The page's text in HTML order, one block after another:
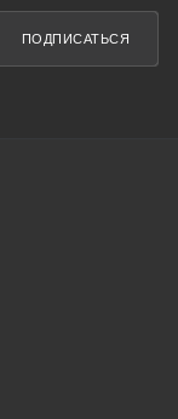
ПОДПИСАТЬСЯ